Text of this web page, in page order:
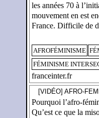
les années 70 à
mouvement en est
France. Difficile de
AFROFÉMINISME
FÉMINISME
franceinter.fr
[VIDÉO] AFRO-
Pourquoi l’afro-
Qu’est ce que la